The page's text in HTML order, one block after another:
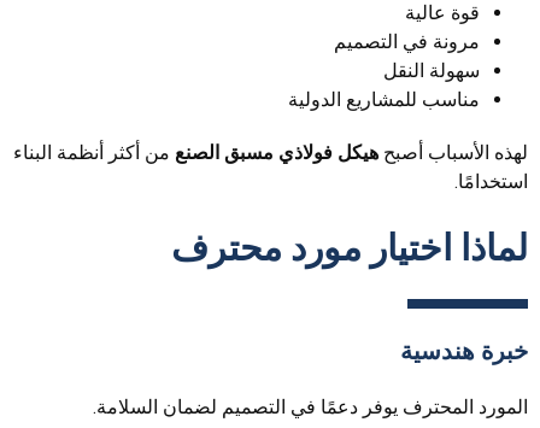
قوة عالية
مرونة في التصميم
سهولة النقل
مناسب للمشاريع الدولية
لهذه الأسباب أصبح هيكل فولاذي مسبق الصنع من أكثر أنظمة البناء
استخدامًا.
لماذا اختيار مورد محترف
خبرة هندسية
المورد المحترف يوفر دعمًا في التصميم لضمان السلامة.